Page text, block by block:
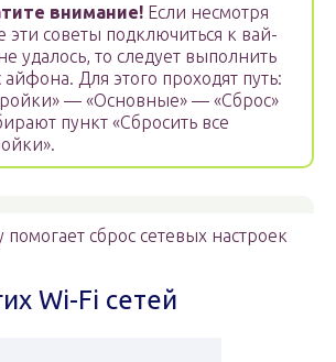
внимание! Если несмотря
эти советы подключиться к вай-
удалось, то следует выполнить
айфона. Для этого проходят путь:
— «Основные» — «Сброс»
пункт «Сбросить все
помогает сброс сетевых настроек
Wi-Fi сетей